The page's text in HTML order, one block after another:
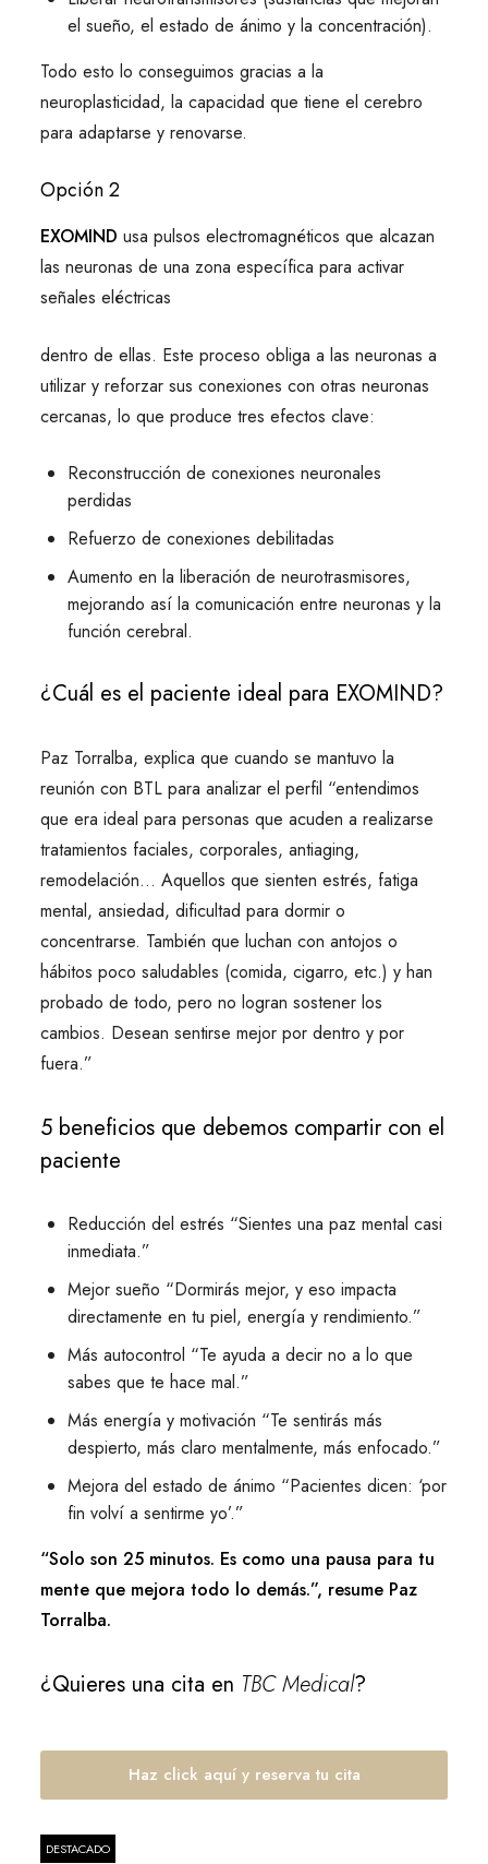
el sueño, el estado de ánimo y la concentración).
Todo esto lo conseguimos gracias a la
neuroplasticidad, la capacidad que tiene el cerebro
para adaptarse y renovarse.
Opción 2
EXOMIND usa pulsos electromagnéticos que alcazan
las neuronas de una zona específica para activar
señales eléctricas
dentro de ellas. Este proceso obliga a las neuronas a
utilizar y reforzar sus conexiones con otras neuronas
cercanas, lo que produce tres efectos clave:
Reconstrucción de conexiones neuronales
perdidas
Refuerzo de conexiones debilitadas
Aumento en la liberación de neurotrasmisores,
mejorando así la comunicación entre neuronas y la
función cerebral.
¿Cuál es el paciente ideal para EXOMIND?
Paz Torralba, explica que cuando se mantuvo la
reunión con BTL para analizar el perfil “entendimos
que era ideal para personas que acuden a realizarse
tratamientos faciales, corporales, antiaging,
remodelación… Aquellos que sienten estrés, fatiga
mental, ansiedad, dificultad para dormir o
concentrarse. También que luchan con antojos o
hábitos poco saludables (comida, cigarro, etc.) y han
probado de todo, pero no logran sostener los
cambios. Desean sentirse mejor por dentro y por
fuera.”
5 beneficios que debemos compartir con el
paciente
Reducción del estrés “Sientes una paz mental casi
inmediata.”
Mejor sueño “Dormirás mejor, y eso impacta
directamente en tu piel, energía y rendimiento.”
Más autocontrol “Te ayuda a decir no a lo que
sabes que te hace mal.”
Más energía y motivación “Te sentirás más
despierto, más claro mentalmente, más enfocado.”
Mejora del estado de ánimo “Pacientes dicen: ‘por
fin volví a sentirme yo’.”
“Solo son 25 minutos. Es como una pausa para tu
mente que mejora todo lo demás.”, resume Paz
Torralba.
¿Quieres una cita en TBC Medical?
Haz click aquí y reserva tu cita
DESTACADO